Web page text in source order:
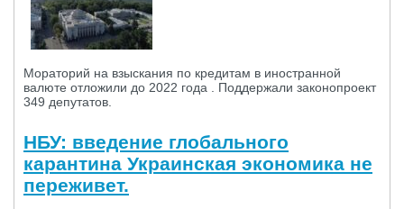
Мораторий на взыскания по кредитам в иностранной
валюте отложили до 2022 года . Поддержали законопроект
349 депутатов.
НБУ: введение глобального
карантина Украинская экономика не
переживет.